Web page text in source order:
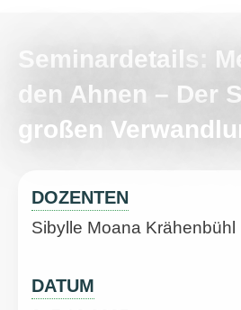
Seminardetails:
den Ahnen – Der
großen
DOZENTEN
Sibylle Moana Krähenbühl
DATUM